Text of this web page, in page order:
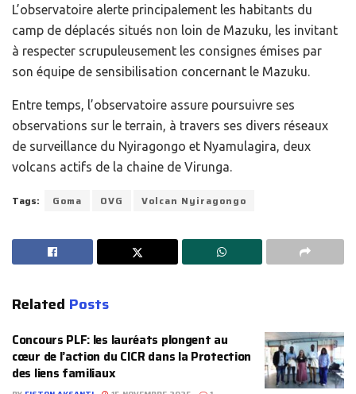
L’observatoire alerte principalement les habitants du
camp de déplacés situés non loin de Mazuku, les invitant
à respecter scrupuleusement les consignes émises par
son équipe de sensibilisation concernant le Mazuku.
Entre temps, l’observatoire assure poursuivre ses
observations sur le terrain, à travers ses divers réseaux
de surveillance du Nyiragongo et Nyamulagira, deux
volcans actifs de la chaine de Virunga.
Tags: Goma OVG Volcan Nyiragongo
Related Posts
Concours PLF: les lauréats plongent au
cœur de l’action du CICR dans la Protection
des liens familiaux